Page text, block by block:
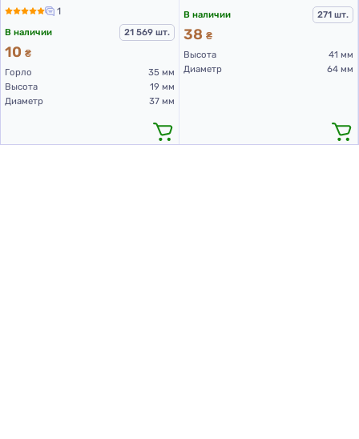
1
В наличии
21 569 шт.
10 ₴
Горло
35 мм
Высота
19 мм
Диаметр
37 мм
В наличии
271 шт.
38 ₴
Высота
41 мм
Диаметр
64 мм